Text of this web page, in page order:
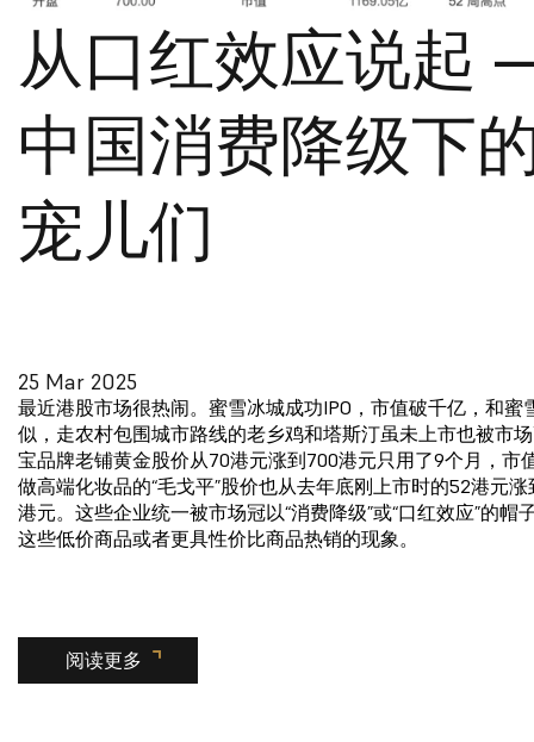
从口红效应说起
中国消费降级下
宠儿们
25 Mar 2025
最近港股市场很热闹。蜜雪冰城成功IPO，市值破千亿，和蜜
似，走农村包围城市路线的老乡鸡和塔斯汀虽未上市也被市
宝品牌老铺黄金股价从70港元涨到700港元只用了9个月，市
做高端化妆品的“毛戈平”股价也从去年底刚上市时的52港元
港元。这些企业统一被市场冠以“消费降级”或“口红效应”的帽
这些低价商品或者更具性价比商品热销的现象。
阅读更多